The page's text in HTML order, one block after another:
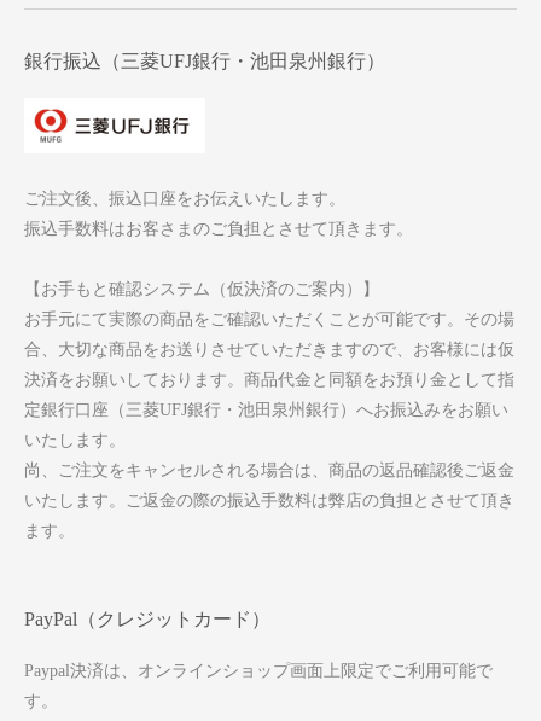
銀行振込（三菱UFJ銀行・池田泉州銀行）
ご注文後、振込口座をお伝えいたします。
振込手数料はお客さまのご負担とさせて頂きます。
【お手もと確認システム（仮決済のご案内）】
お手元にて実際の商品をご確認いただくことが可能です。その場
合、大切な商品をお送りさせていただきますので、お客様には仮
決済をお願いしております。商品代金と同額をお預り金として指
定銀行口座（三菱UFJ銀行・池田泉州銀行）へお振込みをお願い
いたします。
尚、ご注文をキャンセルされる場合は、商品の返品確認後ご返金
いたします。ご返金の際の振込手数料は弊店の負担とさせて頂き
ます。
PayPal（クレジットカード）
Paypal決済は、オンラインショップ画面上限定でご利用可能で
す。